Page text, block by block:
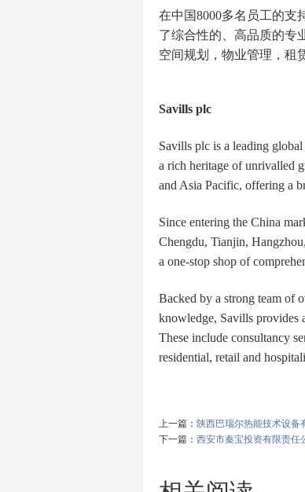
在中国8000多名员工的支
了综合性的、高品质的专
空间规划，物业管理，租
Savills plc
Savills plc is a leading
a rich heritage of unrivalled
and Asia Pacific, offering a
Since entering the China
Chengdu, Tianjin,
a one-stop shop of
Backed by a strong team of
knowledge, Savills provides
These include consultancy
residential, retail and
上一篇： 陕西巴瑞尔热能技术设备
下一篇： 西安市秦宝投资有限责任